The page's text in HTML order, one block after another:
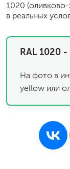
1020
в реальных
RAL 1020
На фото в
yellow или